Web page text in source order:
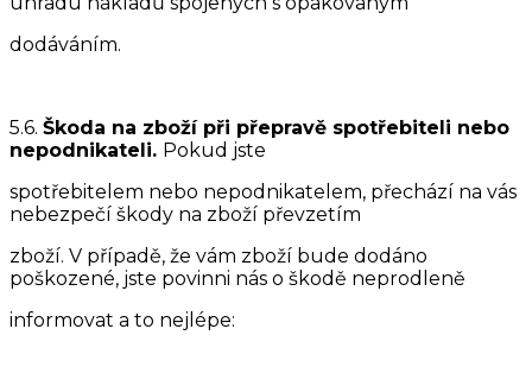
dodáváním.
5.6. Škoda na zboží při přepravě spotřebiteli nebo
nepodnikateli. Pokud jste
spotřebitelem nebo nepodnikatelem, přechází na vás
nebezpečí škody na zboží převzetím
zboží. V případě, že vám zboží bude dodáno
poškozené, jste povinni nás o škodě neprodleně
informovat a to nejlépe: